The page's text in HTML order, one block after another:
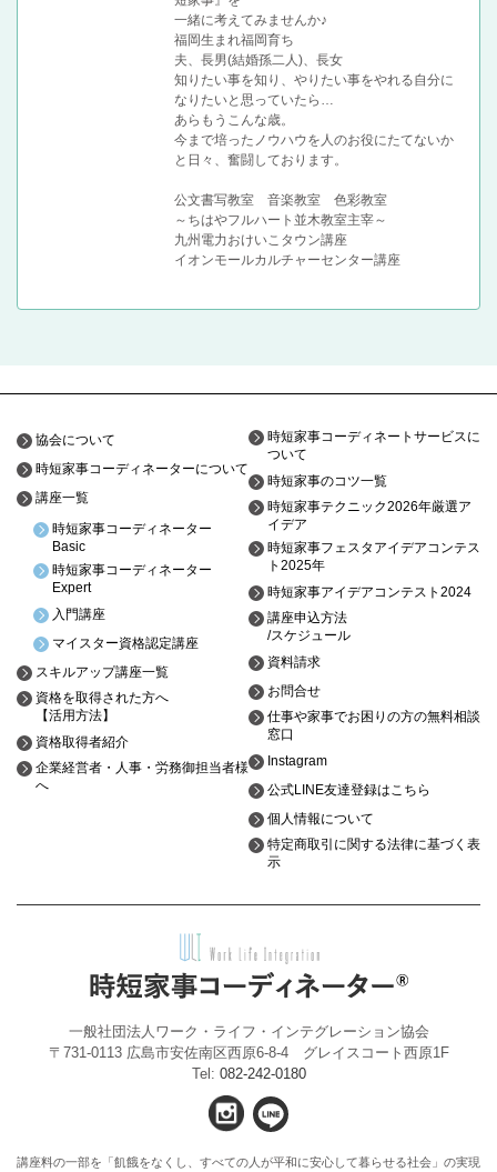
一緒に考えてみませんか♪
福岡生まれ福岡育ち
夫、長男(結婚孫二人)、長女
知りたい事を知り、やりたい事をやれる自分に
なりたいと思っていたら…
あらもうこんな歳。
今まで培ったノウハウを人のお役にたてないか
と日々、奮闘しております。
公文書写教室 音楽教室 色彩教室
～ちはやフルハート並木教室主宰～
九州電力おけいこタウン講座
イオンモールカルチャーセンター講座
協会について
時短家事コーディネーターについて
講座一覧
時短家事コーディネーター
Basic
時短家事コーディネーター
Expert
入門講座
マイスター資格認定講座
スキルアップ講座一覧
資格を取得された方へ
【活用方法】
資格取得者紹介
企業経営者・人事・労務御担当者様
へ
時短家事コーディネートサービスに
ついて
時短家事のコツ一覧
時短家事テクニック2026年厳選ア
イデア
時短家事フェスタアイデアコンテス
ト2025年
時短家事アイデアコンテスト2024
講座申込方法
/スケジュール
資料請求
お問合せ
仕事や家事でお困りの方の無料相談
窓口
Instagram
公式LINE友達登録はこちら
個人情報について
特定商取引に関する法律に基づく表
示
一般社団法人ワーク・ライフ・インテグレーション協会
〒731-0113 広島市安佐南区西原6-8-4 グレイスコート西原1F
Tel: 082-242-0180
講座料の一部を「飢餓をなくし、すべての人が平和に安心して暮らせる社会」の実現